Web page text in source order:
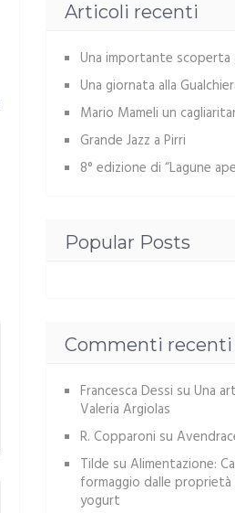
Articoli recenti
Una importante scoperta
Una giornata alla
Mario Mameli un
Grande Jazz a Pirri
8° edizione di “Lagune
Popular Posts
Commenti recenti
Francesca Dessi su Una
Valeria Argiolas
R. Copparoni su
Tilde su Alimentazione:
formaggio dalle proprietà
yogurt